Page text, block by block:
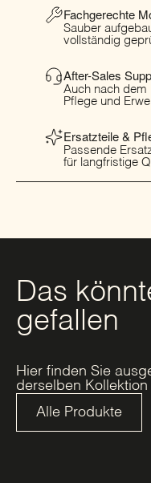
Fachgerechte
Sauber
vollständig
After-Sales
Auch nach dem
Pflege und
Ersatzteile &
Passende
für langfristige
Das
gefallen
Hier finden Sie
derselben
Alle Produkte